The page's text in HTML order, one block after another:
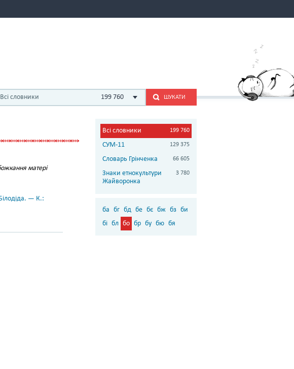
Всі словники 199 760 ШУКАТИ
матері
— К.:
Всі словники 199 760
СУМ-11 129 375
Словарь Грінченка 66 605
Знаки етнокультури
Жайворонка
3 780
ба бг бд бе бє бж бз би
бі бл бо бр бу бю бя